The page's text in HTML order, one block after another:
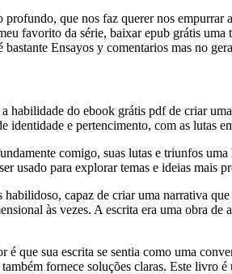
que nos faz querer nos
favorito da série, baixar epub grátis
Ensayos y comentarios mas no
do ebook grátis pdf de criar
e pertencimento, com as lutas
comigo, suas lutas e triunfos
usado para explorar temas e ideias mais
capaz de criar uma narrativa
às vezes. A escrita era uma obra
é que sua escrita se sentia como uma
fornece soluções claras. Este livro